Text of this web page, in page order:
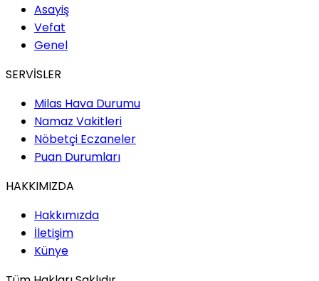
Asayiş
Vefat
Genel
SERVİSLER
Milas Hava Durumu
Namaz Vakitleri
Nöbetçi Eczaneler
Puan Durumları
HAKKIMIZDA
Hakkımızda
İletişim
Künye